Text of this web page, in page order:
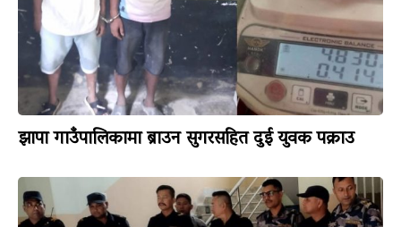
झापा गाउँपालिकामा ब्राउन सुगरसहित दुई युवक पक्राउ